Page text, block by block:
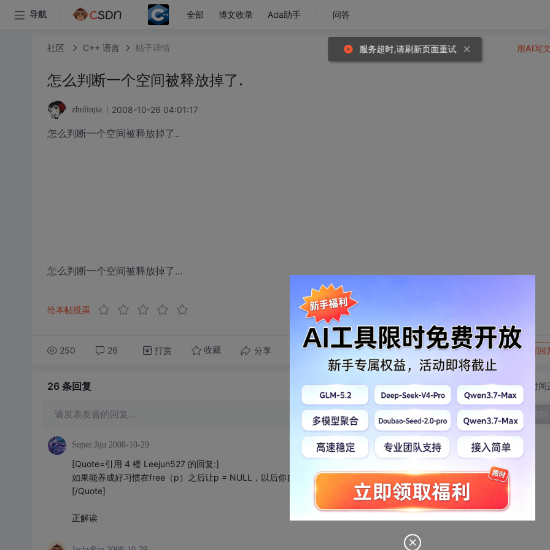
导航 全部 博文收录 Ada助手 问答
社区 C++ 语言 帖子详情
怎么判断一个空间被释放掉了.
zhulinjia 2008-10-26 04:01:17
怎么判断一个空间被释放掉了..
怎么判断一个空间被释放掉了...
给本帖投票
250 26 打赏 收藏 分享 转发到动态 举报 写回
用AI写
26 条回复 切换为时间
请发表友善的回复… 发表回
Super.Jiju 2008-10-29
[Quote=引用 4 楼 Leejun527 的回复:]
如果能养成好习惯在free（p）之后让p = NULL，以后你自然就知道指针p是否已经释放了。
[/Quote]
正解诶